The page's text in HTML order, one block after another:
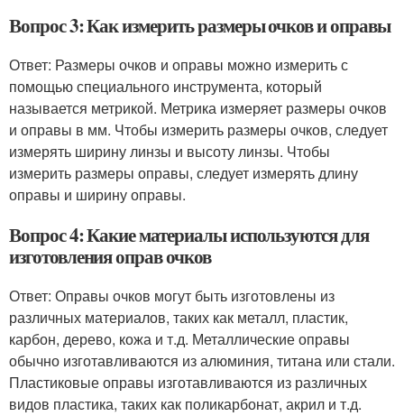
Вопрос 3: Как измерить размеры очков и оправы
Ответ: Размеры очков и оправы можно измерить с
помощью специального инструмента, который
называется метрикой. Метрика измеряет размеры очков
и оправы в мм. Чтобы измерить размеры очков, следует
измерять ширину линзы и высоту линзы. Чтобы
измерить размеры оправы, следует измерять длину
оправы и ширину оправы.
Вопрос 4: Какие материалы используются для
изготовления оправ очков
Ответ: Оправы очков могут быть изготовлены из
различных материалов, таких как металл, пластик,
карбон, дерево, кожа и т.д. Металлические оправы
обычно изготавливаются из алюминия, титана или стали.
Пластиковые оправы изготавливаются из различных
видов пластика, таких как поликарбонат, акрил и т.д.